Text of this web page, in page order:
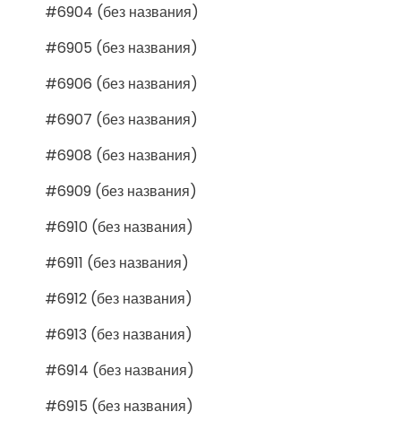
#6904 (без названия)
#6905 (без названия)
#6906 (без названия)
#6907 (без названия)
#6908 (без названия)
#6909 (без названия)
#6910 (без названия)
#6911 (без названия)
#6912 (без названия)
#6913 (без названия)
#6914 (без названия)
#6915 (без названия)